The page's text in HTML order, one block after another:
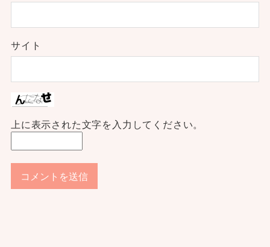
サイト
上に表示された文字を入力してください。